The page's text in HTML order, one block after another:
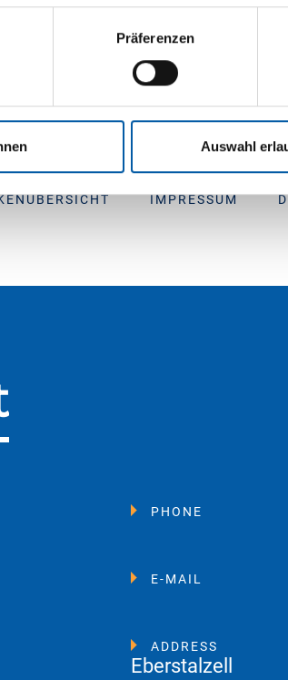
Präferenzen
Auswahl
IMPRESSUM
PHONE
E-MAIL
ADDRESS
Eberstalzell